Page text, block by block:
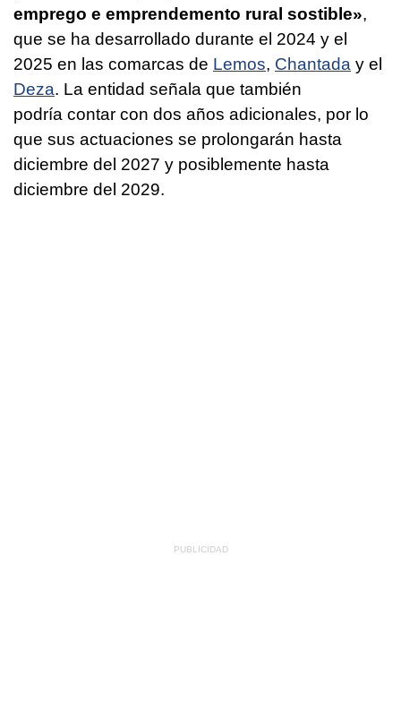
emprego e emprendemento rural sostible»,
que se ha desarrollado durante el 2024 y el
2025 en las comarcas de Lemos, Chantada y el
Deza. La entidad señala que también
podría contar con dos años adicionales, por lo
que sus actuaciones se prolongarán hasta
diciembre del 2027 y posiblemente hasta
diciembre del 2029.